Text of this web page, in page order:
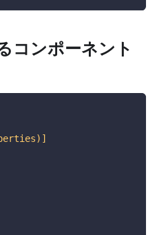
コンポーネント